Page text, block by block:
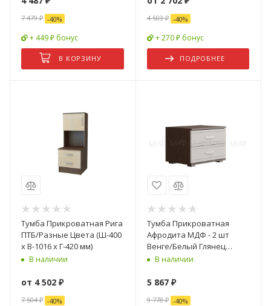
7 479₽ -40%
+ 449 ₽ бонус
В КОРЗИНУ
4 503 ₽ -40%
+ 270 ₽ бонус
ПОДРОБНЕЕ
Тумба Прикроватная Рига
ПТБ/Разные Цвета (Ш-400
х В-1016 х Г-420 мм)
В наличии
от 4 502 ₽
7 504 ₽ -40%
Тумба Прикроватная
Афродита МДФ - 2 шт
Венге/Белый Глянец
(Ш-400 x В-466 x Г-400 мм)
В наличии
5 867₽
9 778₽ -40%